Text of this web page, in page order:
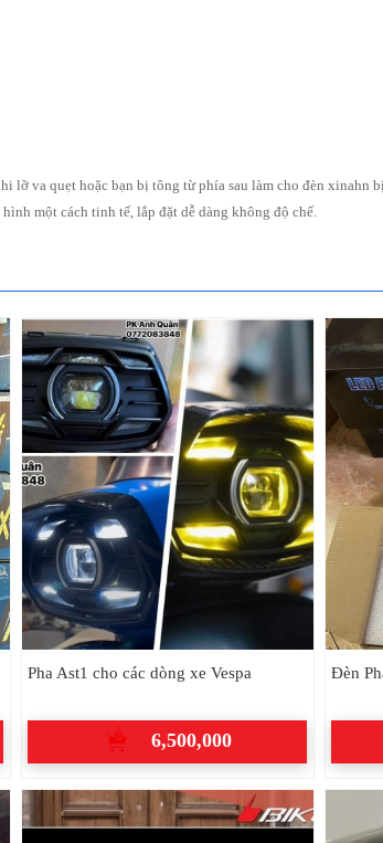
lỡ va quẹt hoặc bạn bị tông từ phía sau làm cho đèn xinahn
một cách tinh tế, lắp đặt dễ dàng không độ chế.
Pha Ast1 cho các dòng xe Vespa
6,500,000
Đèn